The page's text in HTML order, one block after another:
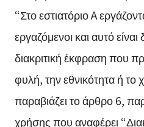
“Στο εστιατόριο A
εργαζόμενοι και αυτό
διακριτική έκφραση που
φυλή, την εθνικότητα ή το
παραβιάζει το άρθρο 6,
χρήσης που αναφέρει